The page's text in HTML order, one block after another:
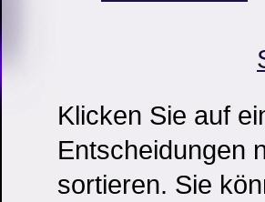
Klicken Sie auf
Entscheidungen
sortieren. Sie